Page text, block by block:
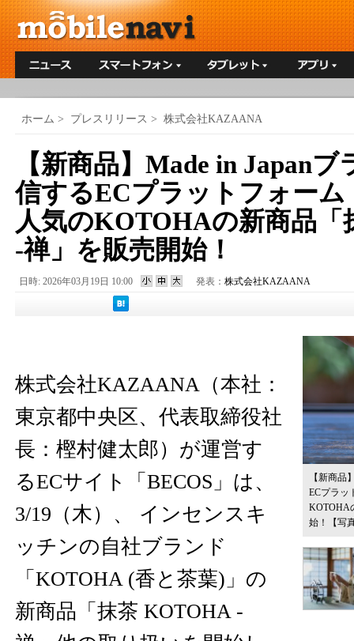
ホーム > プレスリリース > 株式会社KAZAANA
【新商品】Made in Japan
信するECプラットフォーム
人気のKOTOHAの新商品「
-禅」を販売開始！
日時: 2026年03月19日 10:00 発表： 株式会社KAZAANA
【新商品
ECプラッ
KOTOHA
始！
【写
株式会社KAZAANA（本社：
東京都中央区、代表取締役社
長：樫村健太郎）が運営す
るECサイト「BECOS」は、
3/19（木）、 インセンスキ
ッチンの自社ブランド
「KOTOHA (香と茶葉)」の
新商品「抹茶 KOTOHA -